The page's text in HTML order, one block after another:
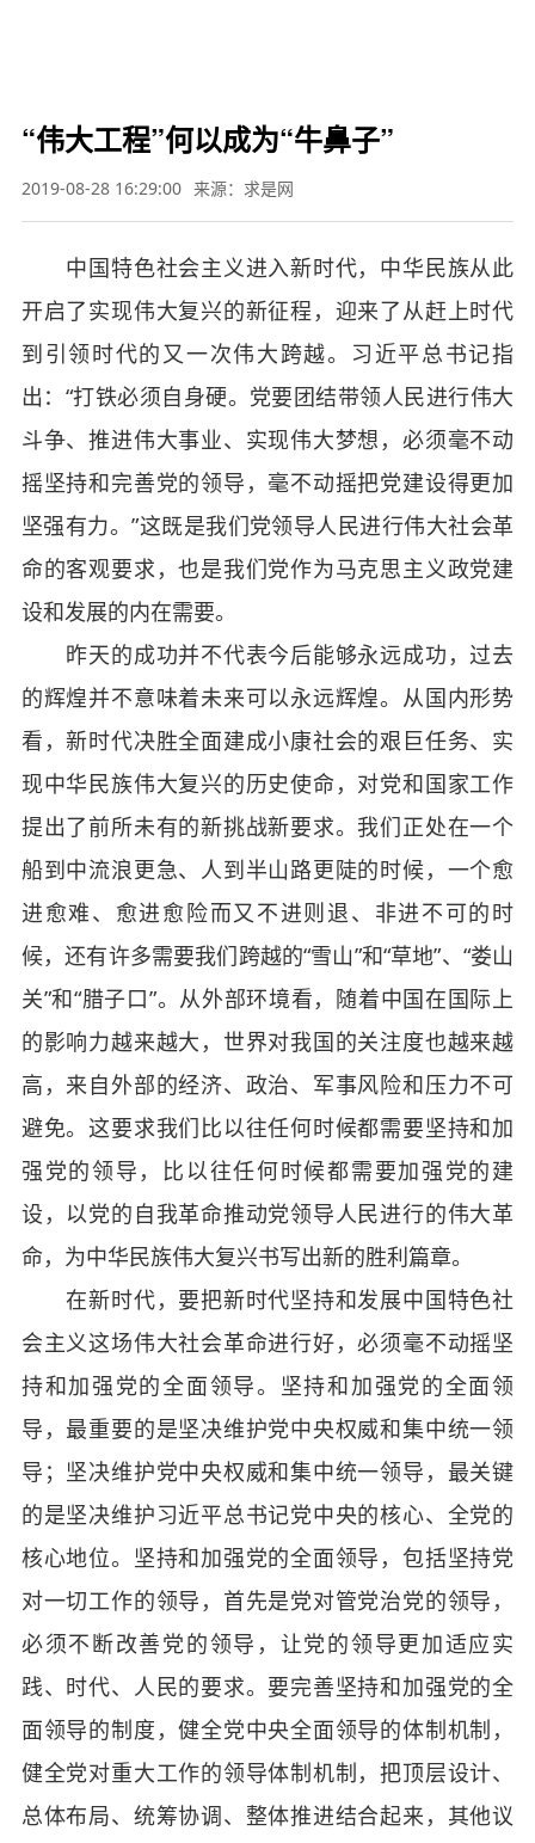
“伟大工程”何以成为“牛鼻子”
2019-08-28 16:29:00 来源：求是网
中国特色社会主义进入新时代，中华民族从此
开启了实现伟大复兴的新征程，迎来了从赶上时代
到引领时代的又一次伟大跨越。习近平总书记指
出：“打铁必须自身硬。党要团结带领人民进行伟大
斗争、推进伟大事业、实现伟大梦想，必须毫不动
摇坚持和完善党的领导，毫不动摇把党建设得更加
坚强有力。”这既是我们党领导人民进行伟大社会革
命的客观要求，也是我们党作为马克思主义政党建
设和发展的内在需要。
昨天的成功并不代表今后能够永远成功，过去
的辉煌并不意味着未来可以永远辉煌。从国内形势
看，新时代决胜全面建成小康社会的艰巨任务、实
现中华民族伟大复兴的历史使命，对党和国家工作
提出了前所未有的新挑战新要求。我们正处在一个
船到中流浪更急、人到半山路更陡的时候，一个愈
进愈难、愈进愈险而又不进则退、非进不可的时
候，还有许多需要我们跨越的“雪山”和“草地”、“娄山
关”和“腊子口”。从外部环境看，随着中国在国际上
的影响力越来越大，世界对我国的关注度也越来越
高，来自外部的经济、政治、军事风险和压力不可
避免。这要求我们比以往任何时候都需要坚持和加
强党的领导，比以往任何时候都需要加强党的建
设，以党的自我革命推动党领导人民进行的伟大革
命，为中华民族伟大复兴书写出新的胜利篇章。
在新时代，要把新时代坚持和发展中国特色社
会主义这场伟大社会革命进行好，必须毫不动摇坚
持和加强党的全面领导。坚持和加强党的全面领
导，最重要的是坚决维护党中央权威和集中统一领
导；坚决维护党中央权威和集中统一领导，最关键
的是坚决维护习近平总书记党中央的核心、全党的
核心地位。坚持和加强党的全面领导，包括坚持党
对一切工作的领导，首先是党对管党治党的领导，
必须不断改善党的领导，让党的领导更加适应实
践、时代、人民的要求。要完善坚持和加强党的全
面领导的制度，健全党中央全面领导的体制机制，
健全党对重大工作的领导体制机制，把顶层设计、
总体布局、统筹协调、整体推进结合起来，其他议